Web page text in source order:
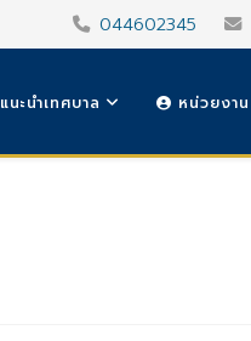
044602345
แนะนำเทศบาล หน่วยงาน